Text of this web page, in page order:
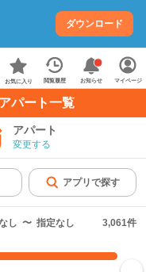
ダウンロード
お気に入り 閲覧履歴 お知らせ マイページ
パート一覧
アパート
変更する
アプリで探す
し 〜 指定なし 3,061件